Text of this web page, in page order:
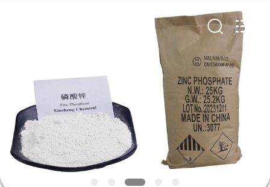
HAUSE
PRODUKTE
VIDEOS